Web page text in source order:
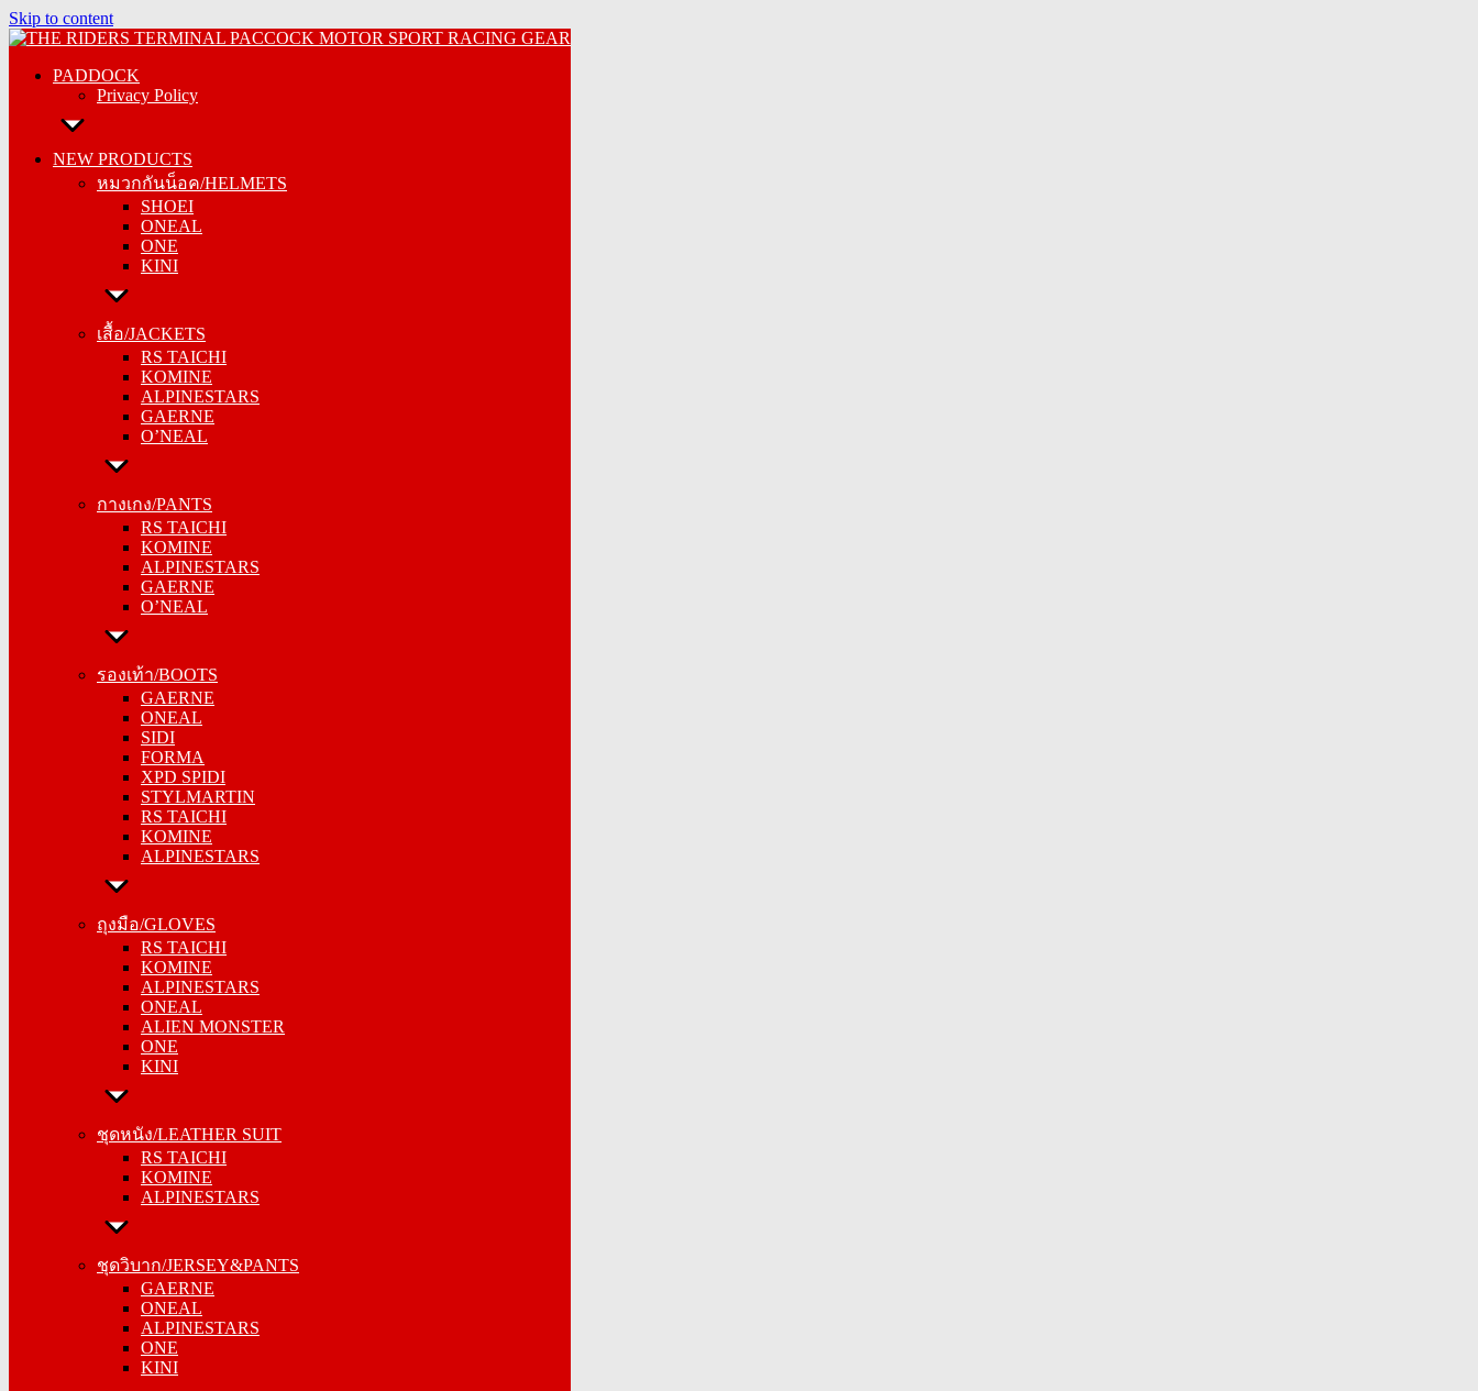
Skip to content
PADDOCK
Privacy Policy
NEW PRODUCTS
หมวกกันน็อค/HELMETS
SHOEI
ONEAL
ONE
KINI
เสื้อ/JACKETS
RS TAICHI
KOMINE
ALPINESTARS
GAERNE
O’NEAL
กางเกง/PANTS
RS TAICHI
KOMINE
ALPINESTARS
GAERNE
O’NEAL
รองเท้า/BOOTS
GAERNE
ONEAL
SIDI
FORMA
XPD SPIDI
STYLMARTIN
RS TAICHI
KOMINE
ALPINESTARS
ถุงมือ/GLOVES
RS TAICHI
KOMINE
ALPINESTARS
ONEAL
ALIEN MONSTER
ONE
KINI
ชุดหนัง/LEATHER SUIT
RS TAICHI
KOMINE
ALPINESTARS
ชุดวิบาก/JERSEY&PANTS
GAERNE
ONEAL
ALPINESTARS
ONE
KINI
Privacy Policy
หมวกกันน็อค/HELMETS
SHOEI
ONEAL
ONE
KINI
RS TAICHI
KOMINE
ALPINESTARS
GAERNE
O’NEAL
RS TAICHI
KOMINE
ALPINESTARS
GAERNE
O’NEAL
GAERNE
ONEAL
SIDI
FORMA
XPD SPIDI
STYLMARTIN
RS TAICHI
KOMINE
ALPINESTARS
RS TAICHI
KOMINE
ALPINESTARS
ONEAL
ALIEN MONSTER
ONE
KINI
RS TAICHI
KOMINE
ALPINESTARS
GAERNE
ONEAL
ALPINESTARS
ONE
KINI